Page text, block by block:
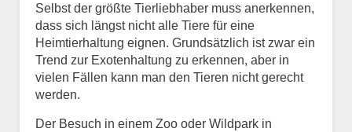
Selbst der größte Tierliebhaber muss anerkennen,
dass sich längst nicht alle Tiere für eine
Heimtierhaltung eignen. Grundsätzlich ist zwar ein
Trend zur Exotenhaltung zu erkennen, aber in
vielen Fällen kann man den Tieren nicht gerecht
werden.
Der Besuch in einem Zoo oder Wildpark in